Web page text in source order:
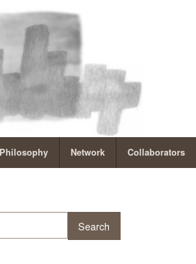
Philosophy Network Collaborators